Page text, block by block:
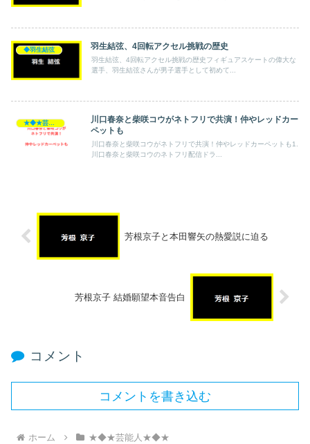
◆羽生結弦 羽生結弦、4回転アクセル挑戦の歴史
羽生結弦、4回転アクセル挑戦の歴史フィギュアスケートの偉大な
選手、羽生結弦さんが男子選手として初めて...
川口春奈と柴咲コウがネトフリで共演！仲やレッドカー
ペットも
川口春奈と柴咲コウがネトフリで共演！仲やレッドカーペットも1.
川口春奈と柴咲コウのネトフリ配信ドラ...
芳根京子と本田響矢の熱愛説に迫る
芳根京子 結婚願望本音告白
コメント
コメントを書き込む
ホーム ★◆★芸能人★◆★